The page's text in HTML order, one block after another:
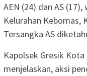
AEN (24) dan AS
Kelurahan Kebomas,
Tersangka AS
Kapolsek Gresik
menjelaskan, aksi